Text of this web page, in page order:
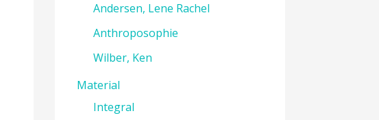
Andersen, Lene Rachel
Anthroposophie
Wilber, Ken
Material
Integral